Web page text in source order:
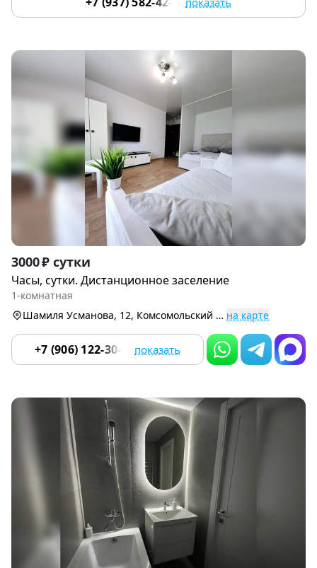
Item
1
of
3000 ₽ сутки
Часы, сутки. Дистанционное заселение
1-комнатная
Шамиля Усманова, 12, Комсомольский р-н на карте
+7 (906) 122-30-49 показать